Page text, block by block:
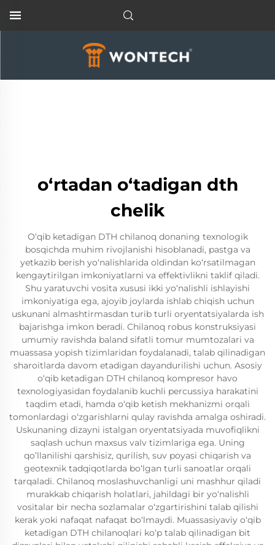
o‘rtadan o‘tadigan dth
chelik
O‘qib ketadigan DTH chilanoq donaning texnologik
bosqichda muhim rivojlanishi hisoblanadi, pastga va
yetkazib berish yo‘nalishlarida oldindan ko‘rsatilmagan
kengaytirilgan imkoniyatlarni va effektivlikni taklif qiladi.
Shu yaratuvchi vosita xususi ikki yo‘nalishli ishlayishi
imkoniyatiga ega, ajoyib joylarda ishlab chiqish uchun
uskunani almashtirmasdan turib turli oryentatsiyalarda ish
bajarishga imkon beradi. Chilanoq robus konstruksiyasi
umumiy ravishda baland sifatli tomur mumtozalari va
muassasa yopish tizimlaridan foydalanadi, talab qilinadigan
sharoitlarda davom etadigan dayandurilishi uchun. Asosiy
o‘qib ketadigan DTH chilanoq kompresor havo
texnologiyasidan foydalanib kuchli percussiya harakatini
taqdim etadi, hamda o‘qib ketish mekhanizmi orqali
tomonlardagi o‘zgarishlarni qulay ravishda amalga oshiradi.
Uskunaning dizayni istalgan oryentatsiyada muvofiqlikni
saqlash uchun maxsus valv tizimlariga ega. Uning
qo’llanilishi qarshisiz, qurilish, suv poyasi chiqarish va
geotexnik tadqiqotlarda bo‘lgan turli sanoatlar orqali
tarqaladi. Chilanoq moslashuvchanligi uni mashhur qiladi
murakkab chiqarish holatlari, jahildagi bir yo‘nalishli
vositalar bir necha sozlamalar o‘zgartirishini talab qilishi
kerak yoki nafaqat nafaqat bo‘lmaydi. Muassasiyaviy o‘qib
ketadigan DTH chilanoqlari ko‘p talab qilinadigan bit